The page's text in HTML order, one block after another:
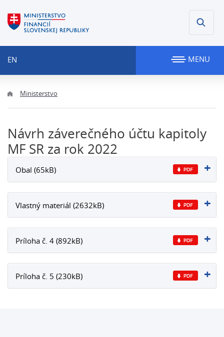
EN MENU
Ministerstvo
Návrh záverečného účtu kapitoly
MF SR za rok 2022
Obal (65kB)
Vlastný materiál (2632kB)
Príloha č. 4 (892kB)
Príloha č. 5 (230kB)